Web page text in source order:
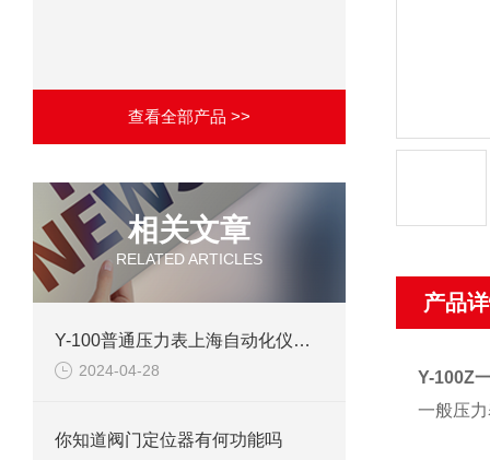
查看全部产品 >>
相关文章
RELATED ARTICLES
Y-100普通压力表上海自动化仪表四厂产品介绍
2024-04-28
你知道阀门定位器有何功能吗
产品
Y-100Z
一般压